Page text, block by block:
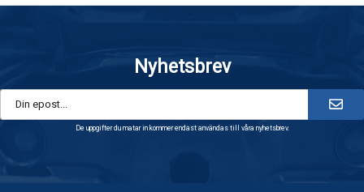
Nyhetsbrev
De uppgifter du matar in kommer endast användas till våra nyhetsbrev.